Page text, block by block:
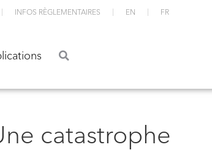
INFOS RÈGLEMENTAIRES EN FR
catastrophe